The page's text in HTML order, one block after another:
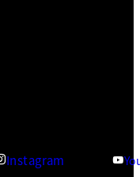
Instagram